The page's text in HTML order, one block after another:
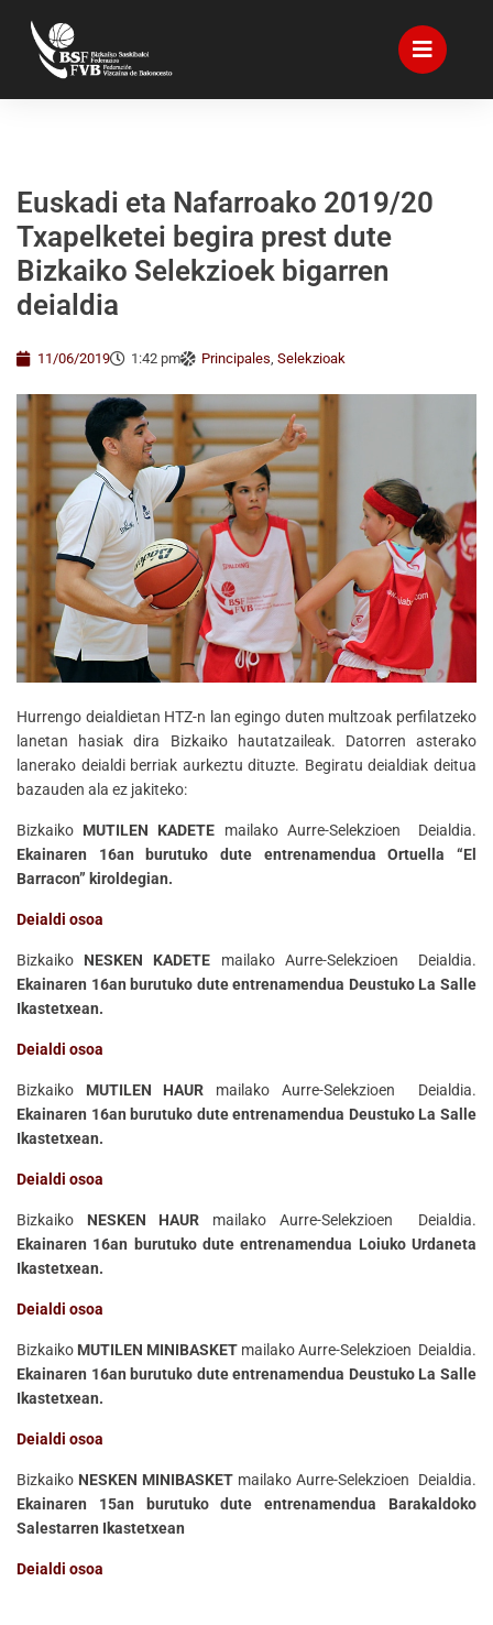
Euskadi eta Nafarroako 2019/20
Txapelketei begira prest dute
Bizkaiko Selekzioek bigarren
deialdia
11/06/2019 1:42 pm Principales, Selekzioak
Hurrengo deialdietan HTZ-n lan egingo duten multzoak perfilatzeko
lanetan hasiak dira Bizkaiko hautatzaileak. Datorren asterako
lanerako deialdi berriak aurkeztu dituzte. Begiratu deialdiak deitua
bazauden ala ez jakiteko:
Bizkaiko MUTILEN KADETE mailako Aurre-Selekzioen Deialdia.
Ekainaren 16an burutuko dute entrenamendua Ortuella “El
Barracon” kiroldegian.
Deialdi osoa
Bizkaiko NESKEN KADETE mailako Aurre-Selekzioen Deialdia.
Ekainaren 16an burutuko dute entrenamendua Deustuko La Salle
Ikastetxean.
Deialdi osoa
Bizkaiko MUTILEN HAUR mailako Aurre-Selekzioen Deialdia.
Ekainaren 16an burutuko dute entrenamendua Deustuko La Salle
Ikastetxean.
Deialdi osoa
Bizkaiko NESKEN HAUR mailako Aurre-Selekzioen Deialdia.
Ekainaren 16an burutuko dute entrenamendua Loiuko Urdaneta
Ikastetxean.
Deialdi osoa
Bizkaiko MUTILEN MINIBASKET mailako Aurre-Selekzioen Deialdia.
Ekainaren 16an burutuko dute entrenamendua Deustuko La Salle
Ikastetxean.
Deialdi osoa
Bizkaiko NESKEN MINIBASKET mailako Aurre-Selekzioen Deialdia.
Ekainaren 15an burutuko dute entrenamendua Barakaldoko
Salestarren Ikastetxean
Deialdi osoa